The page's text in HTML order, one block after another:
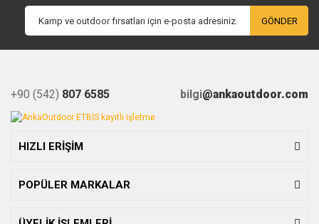
GÖNDER
+90 (542) 807 6585 bilgi@ankaoutdoor.com
HIZLI ERİŞİM
POPÜLER MARKALAR